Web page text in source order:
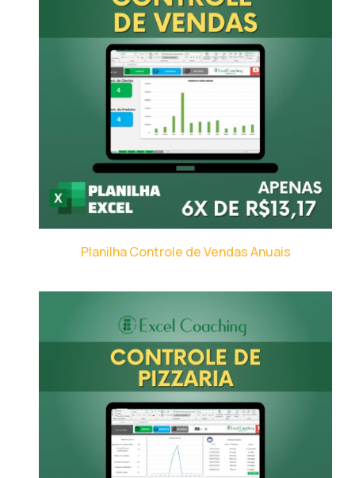
Planilha Controle de Vendas Anuais